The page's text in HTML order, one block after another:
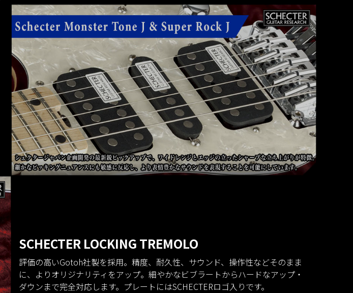
SCHECTER LOCKING TREMOLO
評価の高いGotoh社製を採用。精度、耐久性、サウンド、操作性などそのまま
に、よりオリジナリティをアップ。細やかなビブラートからハードなアップ・
ダウンまで完全対応します。プレートにはSCHECTERロゴ入りです。